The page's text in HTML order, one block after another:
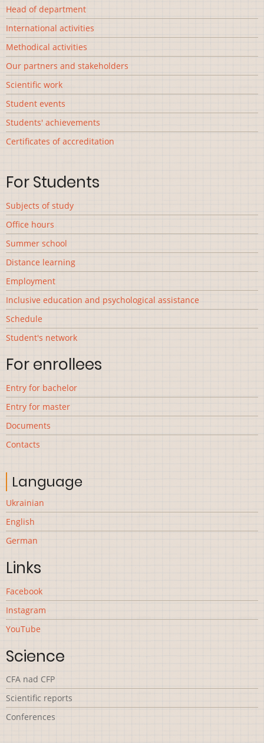
Head of department
International activities
Methodical activities
Our partners and stakeholders
Scientific work
Student events
Students' achievements
Сertificates of accreditation
For Students
Subjects of study
Office hours
Summer school
Distance learning
Employment
Inclusive education and psychological assistance
Schedule
Student's network
For enrollees
Entry for bachelor
Entry for master
Documents
Contacts
Language
Ukrainian
English
German
Links
Facebook
Instagram
YouTube
Science
CFA nad CFP
Scientific reports
Сonferences